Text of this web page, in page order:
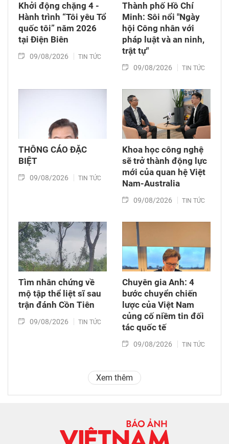
Khởi động chặng 4 -
Hành trình “Tôi yêu Tổ
quốc tôi” năm 2026
tại Điện Biên
09/08/2026 TIN TỨC
Thành phố Hồ Chí
Minh: Sôi nổi "Ngày
hội Công nhân với
pháp luật và an ninh,
trật tự"
09/08/2026 TIN TỨC
THÔNG CÁO ĐẶC
BIỆT
09/08/2026 TIN TỨC
Khoa học công nghệ
sẽ trở thành động lực
mới của quan hệ Việt
Nam-Australia
09/08/2026 TIN TỨC
Tìm nhân chứng về
mộ tập thể liệt sĩ sau
trận đánh Cồn Tiên
09/08/2026 TIN TỨC
Chuyên gia Anh: 4
bước chuyển chiến
lược của Việt Nam
củng cố niềm tin đối
tác quốc tế
09/08/2026 TIN TỨC
Xem thêm